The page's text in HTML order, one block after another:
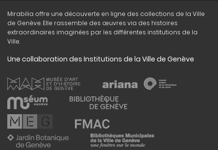
Mirabilia offre une découverte en ligne des collections de la Ville
de Genève. Elle rassemble des œuvres via des histoires
extraordinaires imaginées par les différentes institutions de la
Ville.
Une collaboration des Institutions de la Ville de Genève